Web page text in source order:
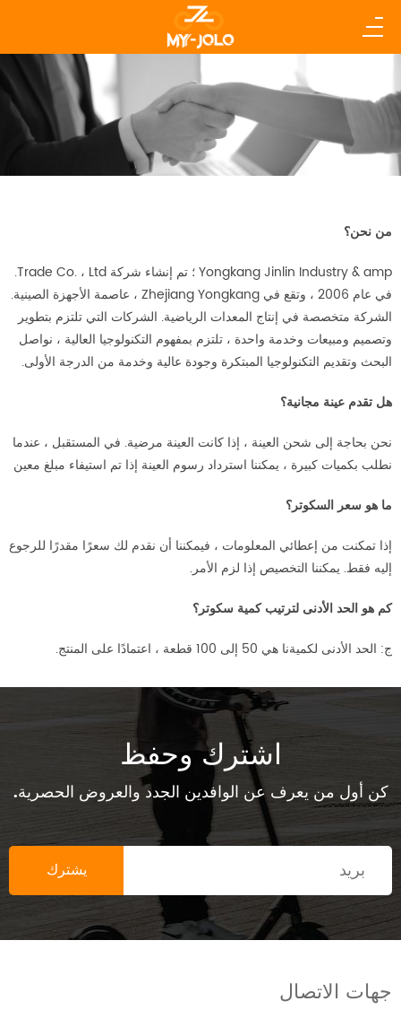
من نحن؟
Yongkang Jinlin Industry & amp ؛ تم إنشاء شركة Trade Co. ، Ltd.
في عام 2006 ، وتقع في Zhejiang Yongkang ، عاصمة الأجهزة الصينية.
الشركة متخصصة في إنتاج المعدات الرياضية. الشركات التي تلتزم بتطوير
وتصميم ومبيعات وخدمة واحدة ، تلتزم بمفهوم التكنولوجيا العالية ، نواصل
البحث وتقديم التكنولوجيا المبتكرة وجودة عالية وخدمة من الدرجة الأولى.
هل تقدم عينة مجانية؟
نحن بحاجة إلى شحن العينة ، إذا كانت العينة مرضية. في المستقبل ، عندما
نطلب بكميات كبيرة ، يمكننا استرداد رسوم العينة إذا تم استيفاء مبلغ معين
ما هو سعر السكوتر؟
إذا تمكنت من إعطائي المعلومات ، فيمكننا أن نقدم لك سعرًا مقدرًا للرجوع
إليه فقط. يمكننا التخصيص إذا لزم الأمر.
كم هو الحد الأدنى لترتيب كمية سكوتر؟
ج: الحد الأدنى لكميةنا هي 50 إلى 100 قطعة ، اعتمادًا على المنتج.
اشترك وحفظ
كن أول من يعرف عن الوافدين الجدد والعروض الحصرية.
جهات الاتصال